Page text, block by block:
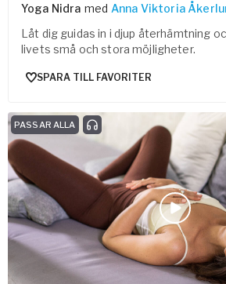
Yoga Nidra med Anna Viktoria
Låt dig guidas in i djup återhämtning
livets små och stora möjligheter.
SPARA TILL FAVORITER
PASSAR ALLA